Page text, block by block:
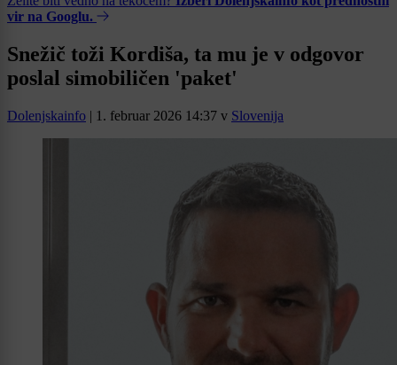
vir na Googlu.
Snežič toži Kordiša, ta mu je v odgovor
poslal simobiličen 'paket'
Dolenjskainfo | 1. februar 2026 14:37 v Slovenija